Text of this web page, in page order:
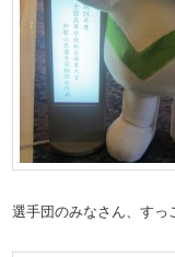
選手団のみなさん、すっ